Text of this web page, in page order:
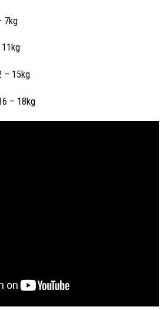
7kg
11kg
– 15kg
– 18kg